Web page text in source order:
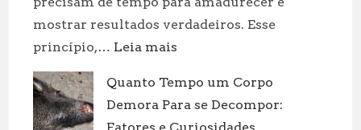
mostrar resultados verdadeiros. Esse
princípio,… Leia mais
o
Mandato
do
Quanto Tempo um Corpo
Demora Para se Decompor: